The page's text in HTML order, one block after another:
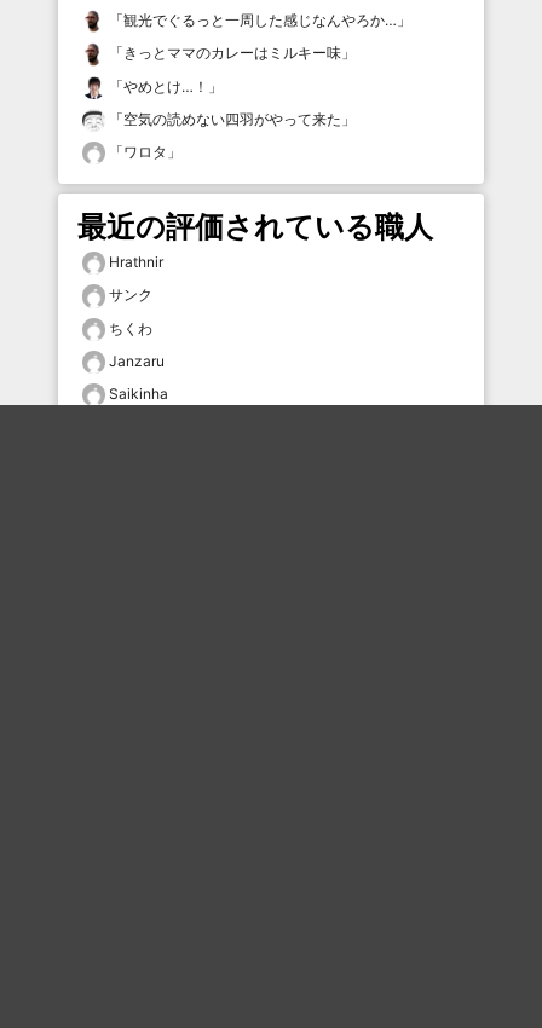
「観光でぐるっと一周した感じなんやろか… 」
「 きっとママのカレーはミルキー味 」
「やめとけ…！ 」
「空気の読めない四羽がやって来た 」
「ワロタ 」
最近の評価されている職人
Hrathnir
サンク
ちくわ
Janzaru
Saikinha